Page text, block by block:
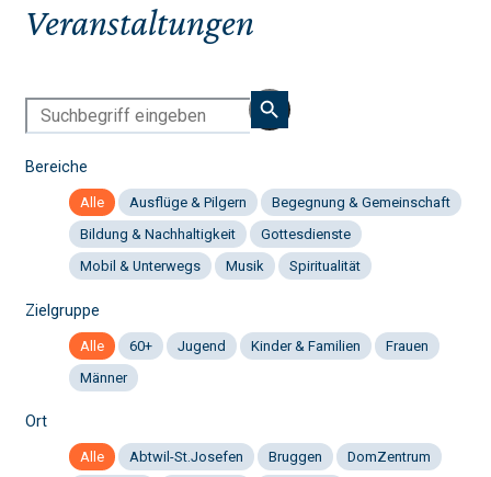
Veranstaltungen
Bereiche
Alle Ausflüge & Pilgern
Begegnung & Gemeinschaft
Bildung & Nachhaltigkeit
Gottesdienste
Mobil & Unterwegs
Musik Spiritualität
Zielgruppe
Alle 60+ Jugend Kinder & Familien
Frauen
Männer
Ort
Alle Abtwil-St.Josefen Bruggen
DomZentrum